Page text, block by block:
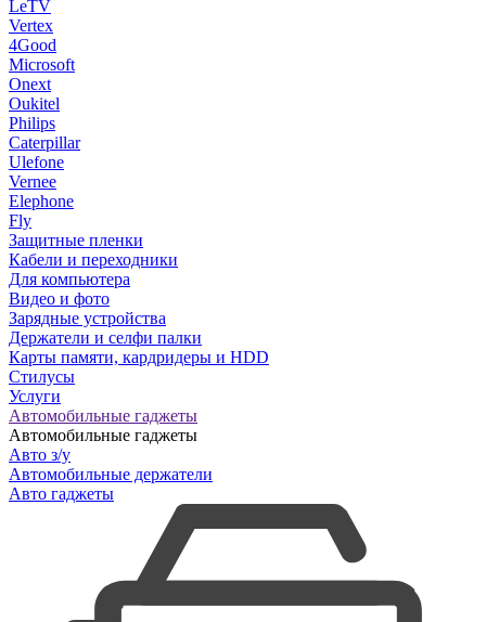
LeTV
Vertex
4Good
Microsoft
Onext
Oukitel
Philips
Caterpillar
Ulefone
Vernee
Elephone
Fly
Защитные пленки
Кабели и переходники
Для компьютера
Видео и фото
Зарядные устройства
Держатели и селфи палки
Карты памяти, кардридеры и HDD
Стилусы
Услуги
Автомобильные гаджеты
Автомобильные гаджеты
Авто з/у
Автомобильные держатели
Авто гаджеты